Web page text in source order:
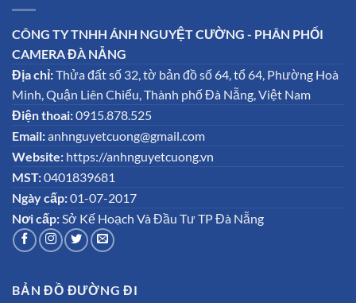
CÔNG TY TNHH ÁNH NGUYỆT CƯỜNG - PHÂN PHỐI
CAMERA ĐÀ NẴNG
Địa chỉ:Thửa đất số 32, tờ bản đồ số 64, tổ 64, Phường Hoà
Minh, Quận Liên Chiểu, Thành phố Đà Nẵng, Việt Nam
Điện thoai:0915.878.525
Email:anhnguyetcuong@gmail.com
Website: https://anhnguyetcuong.vn
MST:0401839681
Ngày cấp:01-07-2017
Nơi cấp: Sở Kế Hoạch Và Đầu Tư TP Đà Nẵng
BẢN ĐỒ ĐƯỜNG ĐI